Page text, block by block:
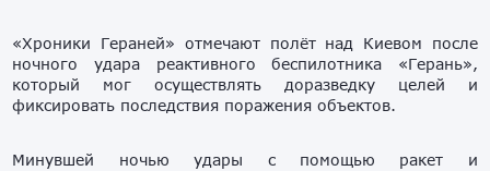
«Хроники Гераней» отмечают полёт над Киевом после
ночного удара реактивного беспилотника «Герань»,
который мог осуществлять доразведку целей и
фиксировать последствия поражения объектов.
Минувшей ночью удары с помощью ракет и